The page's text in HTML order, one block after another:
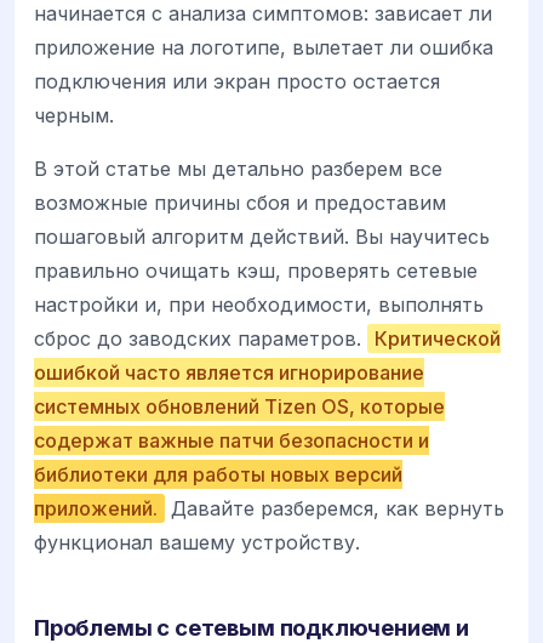
начинается с анализа симптомов: зависает ли
приложение на логотипе, вылетает ли ошибка
подключения или экран просто остается
черным.
В этой статье мы детально разберем все
возможные причины сбоя и предоставим
пошаговый алгоритм действий. Вы научитесь
правильно очищать кэш, проверять сетевые
настройки и, при необходимости, выполнять
сброс до заводских параметров.
Критической
ошибкой часто является игнорирование
системных обновлений Tizen OS, которые
содержат важные патчи безопасности и
библиотеки для работы новых версий
приложений. Давайте разберемся, как вернуть
функционал вашему устройству.
Проблемы с сетевым подключением и